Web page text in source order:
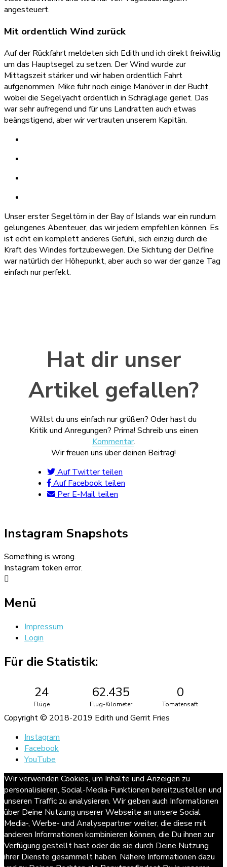
angesteuert.
Mit ordentlich Wind zurück
Auf der Rückfahrt meldeten sich Edith und ich direkt freiwillig
um das Hauptsegel zu setzen. Der Wind wurde zur
Mittagszeit stärker und wir haben ordentlich Fahrt
aufgenommen. Mike fuhr noch einige Manöver in der Bucht,
wobei die Segelyacht ordentlich in Schräglage geriet. Das
war sehr aufregend und für uns Landratten auch etwas
beängstigend, aber wir vertrauten unserem Kapitän.
Unser erster Segeltörn in der Bay of Islands war ein rundum
gelungenes Abenteuer, das wir jedem empfehlen können. Es
ist echt ein komplett anderes Gefühl, sich einzig durch die
Kraft des Windes fortzubewegen. Die Sichtung der Delfine
war natürlich der Höhepunkt, aber auch so war der ganze Tag
einfach nur perfekt.
Hat dir unser
Artikel gefallen?
Willst du uns einfach nur grüßen? Oder hast du
Kritik und Anregungen? Prima! Schreib uns einen
Kommentar.
Wir freuen uns über deinen Beitrag!
Auf Twitter teilen
Auf Facebook teilen
Per E-Mail teilen
Instagram Snapshots
Something is wrong.
Instagram token error.
Menü
Impressum
Login
Für die Statistik:
24
Flüge
62.435
Flug-Kilometer
0
Tomatensaft
Copyright © 2018-2019 Edith und Gerrit Fries
Instagram
Facebook
YouTube
Wir verwenden Cookies, um Inhalte und Anzeigen zu
personalisieren, Social-Media-Funktionen bereitzustellen und
unseren Traffic zu analysieren. Wir geben auch Informationen
über Deine Nutzung unserer Webseite an unsere Social
Media-, Werbe- und Analysepartner weiter, die diese mit
anderen Informationen kombinieren können, die Du ihnen zur
Verfügung gestellt hast oder die sie durch Deine Nutzung
ihrer Dienste gesammelt haben. Nähere Informationen dazu